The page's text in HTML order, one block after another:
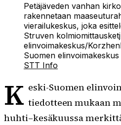
Petäjäveden vanhan
rakennetaan
vierailukeskus, joka
Struven
elinvoimakeskus/
Suomen elinvoimakeskus
STT Info
K eski-Suomen
tiedotteen mukaan
huhti–kesäkuussa